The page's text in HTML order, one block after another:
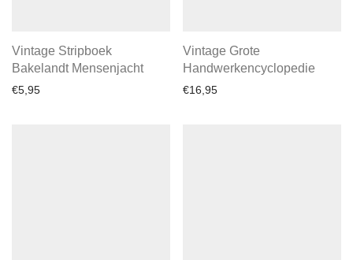
Vintage Stripboek
Bakelandt Mensenjacht
€5,95
Vintage Grote
Handwerkencyclopedie
€16,95